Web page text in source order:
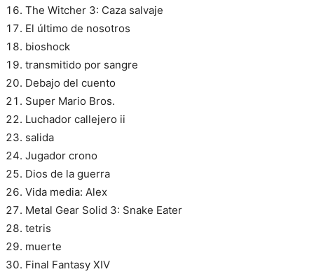
The Witcher 3: Caza salvaje
El último de nosotros
bioshock
transmitido por sangre
Debajo del cuento
Super Mario Bros.
Luchador callejero ii
salida
Jugador crono
Dios de la guerra
Vida media: Alex
Metal Gear Solid 3: Snake Eater
tetris
muerte
Final Fantasy XIV